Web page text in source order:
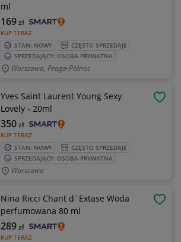
ml
KUP TERAZ
169zł
STAN: NOWY
CZĘSTO SPRZEDAJE
SPRZEDAJĄCY: OSOBA PRYWATNA
Warszawa, Praga-Północ
Yves Saint Laurent Young Sexy
Lovely - 20ml
KUP TERAZ
350zł
STAN: NOWY
CZĘSTO SPRZEDAJE
SPRZEDAJĄCY: OSOBA PRYWATNA
Warszawa
Nina Ricci Chant d´Extase Woda
perfumowana 80 ml
KUP TERAZ
289zł